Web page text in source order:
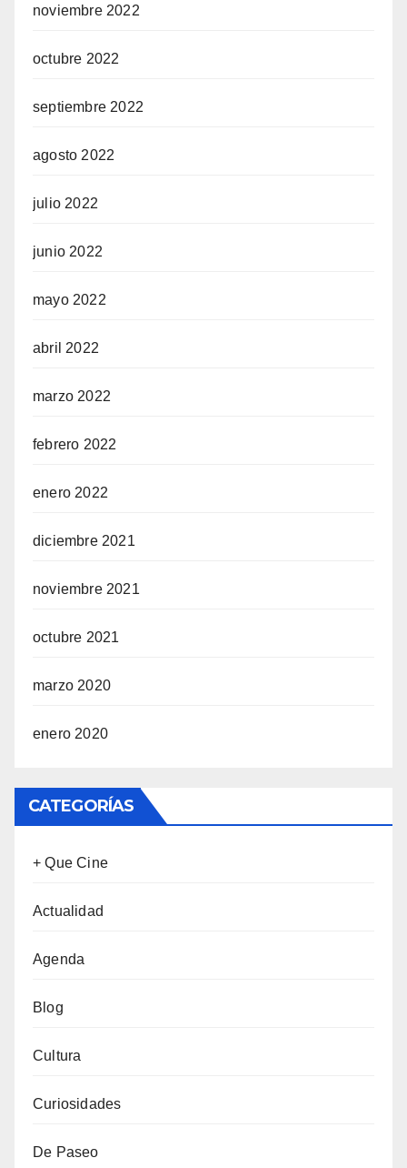
noviembre 2022
octubre 2022
septiembre 2022
agosto 2022
julio 2022
junio 2022
mayo 2022
abril 2022
marzo 2022
febrero 2022
enero 2022
diciembre 2021
noviembre 2021
octubre 2021
marzo 2020
enero 2020
CATEGORÍAS
+ Que Cine
Actualidad
Agenda
Blog
Cultura
Curiosidades
De Paseo